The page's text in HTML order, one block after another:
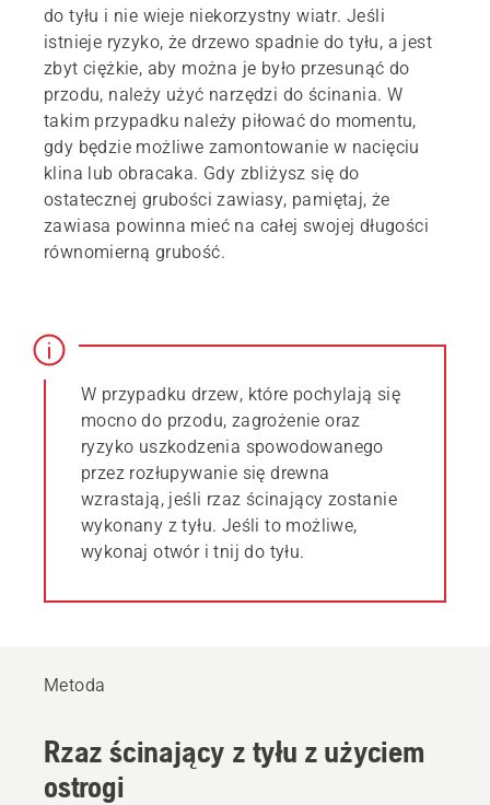
do tyłu i nie wieje niekorzystny wiatr. Jeśli
istnieje ryzyko, że drzewo spadnie do tyłu, a jest
zbyt ciężkie, aby można je było przesunąć do
przodu, należy użyć narzędzi do ścinania. W
takim przypadku należy piłować do momentu,
gdy będzie możliwe zamontowanie w nacięciu
klina lub obracaka. Gdy zbliżysz się do
ostatecznej grubości zawiasy, pamiętaj, że
zawiasa powinna mieć na całej swojej długości
równomierną grubość.
W przypadku drzew, które pochylają się
mocno do przodu, zagrożenie oraz
ryzyko uszkodzenia spowodowanego
przez rozłupywanie się drewna
wzrastają, jeśli rzaz ścinający zostanie
wykonany z tyłu. Jeśli to możliwe,
wykonaj otwór i tnij do tyłu.
Metoda
Rzaz ścinający z tyłu z użyciem
ostrogi